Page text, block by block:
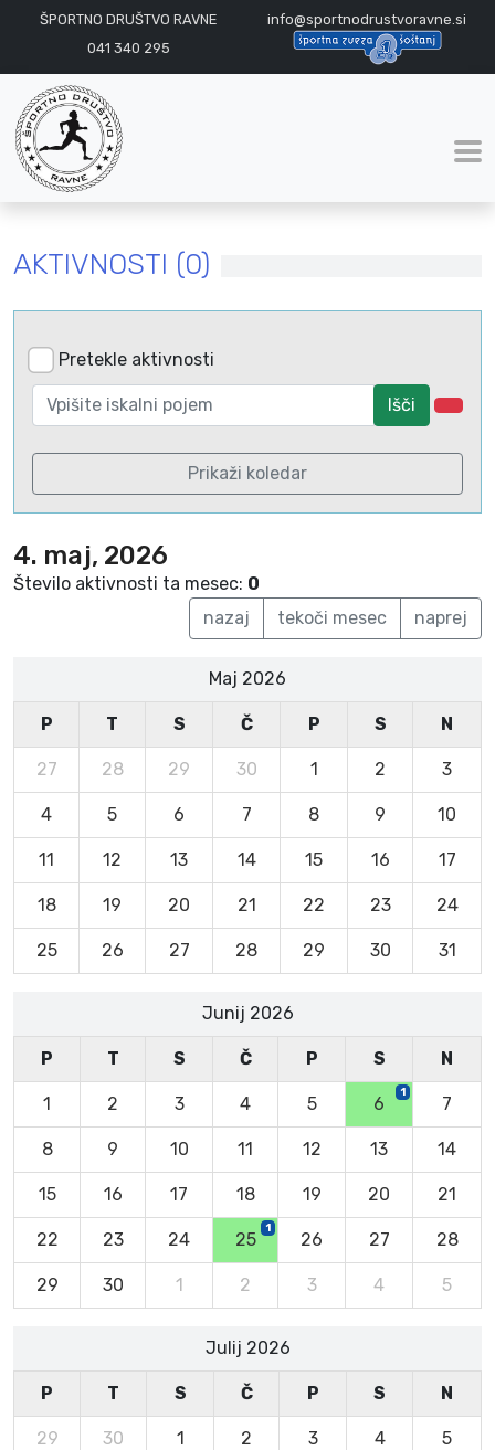
ŠPORTNO DRUŠTVO RAVNE
info@sportnodrustvoravne.si
041 340 295
AKTIVNOSTI (0)
Pretekle aktivnosti
Išči
Prikaži koledar
4. maj, 2026
Število aktivnosti ta mesec: 0
nazaj
tekoči mesec naprej
Maj 2026
P T S Č P S N
27 28 29 30 1 2 3
4 5 6 7 8 9 10
11 12 13 14 15 16 17
18 19 20 21 22 23 24
25 26 27 28 29 30 31
Junij 2026
P T S Č P S N
1 2 3 4 5 6
1
7
8 9 10 11 12 13 14
15 16 17 18 19 20 21
22 23 24 25
1
26 27 28
29 30 1 2 3 4 5
Julij 2026
P T S Č P S N
29 30 1 2 3 4 5